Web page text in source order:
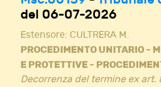
del 06-07-2026
Estensore: CULTRERA M.
PROCEDIMENTO UNITARIO -
E PROTETTIVE -
Decorrenza del termine ex art.